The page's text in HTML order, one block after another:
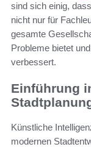
sind sich einig,
nicht nur für
gesamte
Probleme bietet
verbessert.
Einführung
Künstliche
modernen